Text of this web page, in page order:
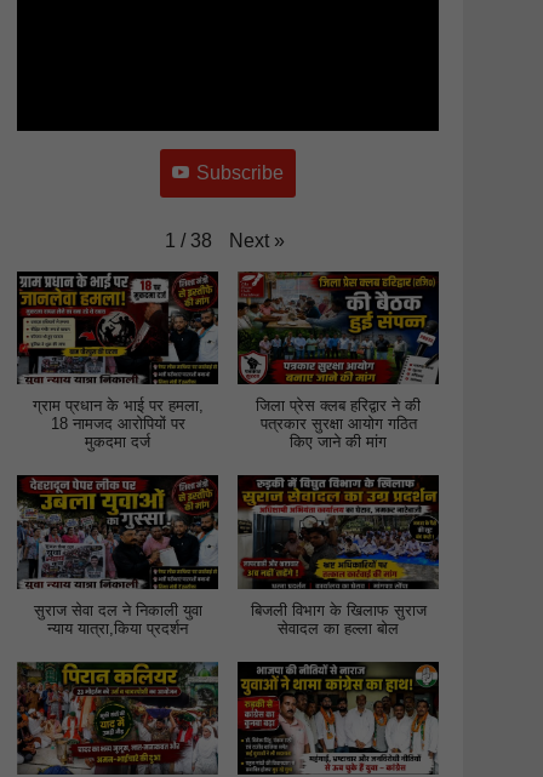
Subscribe
1 / 38 Next »
ग्राम प्रधान के भाई पर हमला,
18 नामजद आरोपियों पर
मुकदमा दर्ज
जिला प्रेस क्लब हरिद्वार ने की
पत्रकार सुरक्षा आयोग गठित
किए जाने की मांग
सुराज सेवा दल ने निकाली युवा
न्याय यात्रा,किया प्रदर्शन
बिजली विभाग के खिलाफ सुराज
सेवादल का हल्ला बोल